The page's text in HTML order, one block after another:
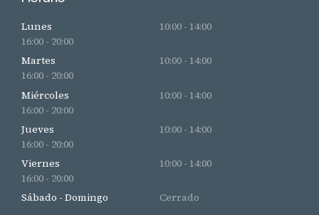
Lunes
10:00 - 14:00
16:00 - 20:00
Martes
10:00 - 14:00
16:00 - 20:00
Miércoles
10:00 - 14:00
16:00 - 20:00
Jueves
10:00 - 14:00
16:00 - 20:00
Viernes
10:00 - 14:00
16:00 - 20:00
Sábado - Domingo
Cerrado